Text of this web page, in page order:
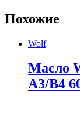
Похожие
Wolf
Масло
A3/B4